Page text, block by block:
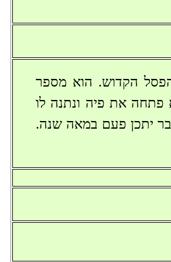
הפסל הקדוש. הוא מספר
פתחה את פיה ונתנה לו
יתכן פעם במאה שנה.